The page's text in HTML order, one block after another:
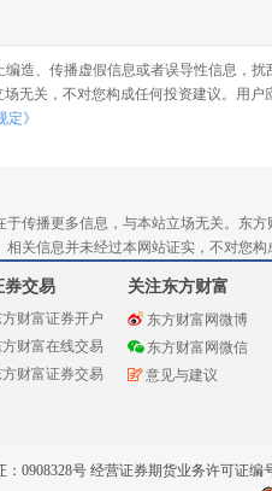
造、传播虚假信息或者误导性信息，
无关，不对您构成任何投资建议。用
定》
传播更多信息，与本站立场无关。东
关信息并未经过本网站证实，不对您
券交易
方财富证券开户
方财富在线交易
方财富证券交易
关注东方财富
东方财富网微博
东方财富网微信
意见与建议
0908328号 经营证券期货业务许可证编